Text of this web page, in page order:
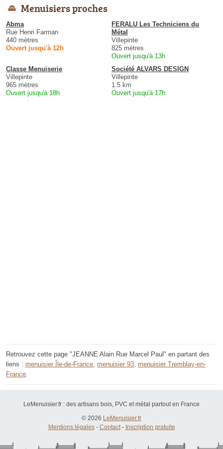
Menuisiers proches
Abma
Rue Henri Farman
440 mètres
Ouvert jusqu'à 12h
FERALU Les Techniciens du
Métal
Villepinte
825 mètres
Ouvert jusqu'à 13h
Classe Menuiserie
Villepinte
965 mètres
Ouvert jusqu'à 18h
Société ALVARS DESIGN
Villepinte
1.5 km
Ouvert jusqu'à 17h
Retrouvez cette page "JEANNE Alain Rue Marcel Paul" en partant des
liens : menuisier Île-de-France menuisier 93 menuisier Tremblay-en-
France
LeMenuisier.fr : des artisans bois, PVC et métal partout en France
© 2026 LeMenuisier.fr
Mentions légales- Contact- Inscription gratuite